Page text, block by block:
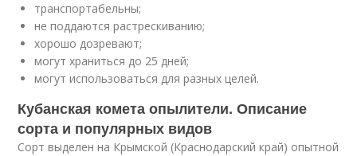
транспортабельны;
не поддаются растрескиванию;
хорошо дозревают;
могут храниться до 25 дней;
могут использоваться для разных целей.
Кубанская комета опылители. Описание
сорта и популярных видов
Сорт выделен на Крымской (Краснодарский край) опытной